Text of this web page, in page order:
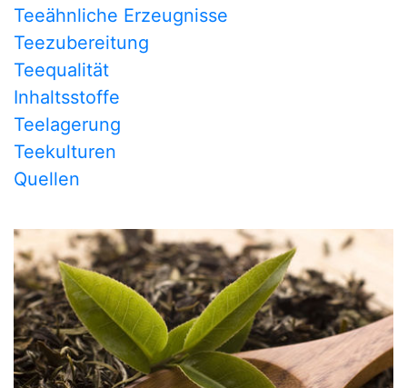
Teeähnliche Erzeugnisse
Teezubereitung
Teequalität
Inhaltsstoffe
Teelagerung
Teekulturen
Quellen